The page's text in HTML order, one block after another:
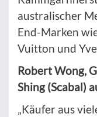
australischer
End-Marken
Vuitton und
Robert Wong,
Shing (Scabal)
„Käufer aus